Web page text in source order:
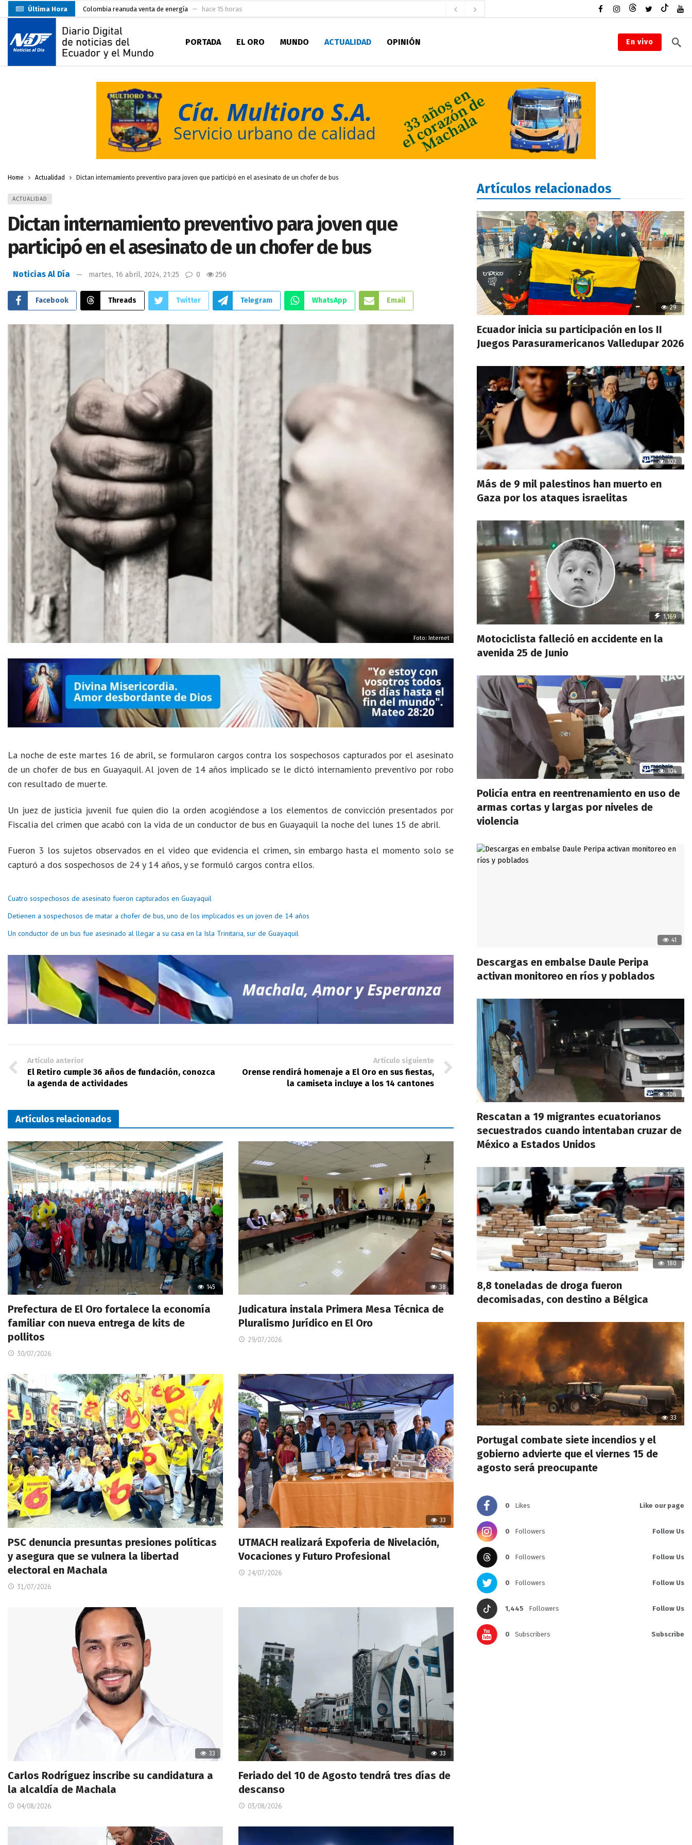
Última Hora Carlos Rodríguez inscribe su candidatura a la alcaldía de Machala
Carlos Carrión Figueroa, Premio Nacional de Literatura Eugenio Espejo
Incendio en local de comidas fue extinguido por personal de Bomberos Machala hace 1 día
Presentación de Candidaturas de las Elecciones Seccionales 2027
UTMACH inicia pruebas de admisión para 7.467 aspirantes
Santa Rosa inició sus fiestas patronales con un multitudinario pregón lleno de color y tradición
Machala fue sede del acuerdo nacional para proyectar a las prefecturas en la cooperación internacional hace 2 días
Carlos Rodríguez presentó documentación certificada para su inscripción a la alcaldía de Machala hace 2 horas
PORTADA EL ORO MUNDO ACTUALIDAD OPINIÓN En vivo
Home Actualidad Dictan internamiento preventivo para joven que participó en el asesinato de un chofer de bus
ACTUALIDAD
Dictan internamiento preventivo para joven que
participó en el asesinato de un chofer de bus
Noticias Al Día martes, 16 abril, 2024, 21:25 0 256
Facebook Threads Twitter Telegram WhatsApp Email
Foto: Internet
La noche de este martes 16 de abril, se formularon cargos contra los sospechosos capturados por el asesinato
de un chofer de bus en Guayaquil. Al joven de 14 años implicado se le dictó internamiento preventivo por robo
con resultado de muerte.
Un juez de justicia juvenil fue quien dio la orden acogiéndose a los elementos de convicción presentados por
Fiscalía del crimen que acabó con la vida de un conductor de bus en Guayaquil la noche del lunes 15 de abril.
Fueron 3 los sujetos observados en el video que evidencia el crimen, sin embargo hasta el momento solo se
capturó a dos sospechosos de 24 y 14 años, y se formuló cargos contra ellos.
Cuatro sospechosos de asesinato fueron capturados en Guayaquil
Detienen a sospechosos de matar a chofer de bus, uno de los implicados es un joven de 14 años
Un conductor de un bus fue asesinado al llegar a su casa en la Isla Trinitaria, sur de Guayaquil
Artículo anterior
El Retiro cumple 36 años de fundación, conozca
la agenda de actividades
Artículo siguiente
Orense rendirá homenaje a El Oro en sus fiestas,
la camiseta incluye a los 14 cantones
Artículos relacionados
145
Prefectura de El Oro fortalece la economía
familiar con nueva entrega de kits de
pollitos
30/07/2026
38
Judicatura instala Primera Mesa Técnica de
Pluralismo Jurídico en El Oro
29/07/2026
37
PSC denuncia presuntas presiones políticas
y asegura que se vulnera la libertad
electoral en Machala
31/07/2026
33
UTMACH realizará Expoferia de Nivelación,
Vocaciones y Futuro Profesional
24/07/2026
33
Carlos Rodríguez inscribe su candidatura a
la alcaldía de Machala
04/08/2026
33
Feriado del 10 de Agosto tendrá tres días de
descanso
03/08/2026
Artículos relacionados
29
Ecuador inicia su participación en los II
Juegos Parasuramericanos Valledupar 2026
102
Más de 9 mil palestinos han muerto en
Gaza por los ataques israelitas
1,169
Motociclista falleció en accidente en la
avenida 25 de Junio
104
Policía entra en reentrenamiento en uso de
armas cortas y largas por niveles de
violencia
41
Descargas en embalse Daule Peripa
activan monitoreo en ríos y poblados
106
Rescatan a 19 migrantes ecuatorianos
secuestrados cuando intentaban cruzar de
México a Estados Unidos
180
8,8 toneladas de droga fueron
decomisadas, con destino a Bélgica
33
Portugal combate siete incendios y el
gobierno advierte que el viernes 15 de
agosto será preocupante
0 Likes Like our page
0 Followers Follow Us
0 Followers Follow Us
0 Followers Follow Us
1,445 Followers Follow Us
0 Subscribers Subscribe